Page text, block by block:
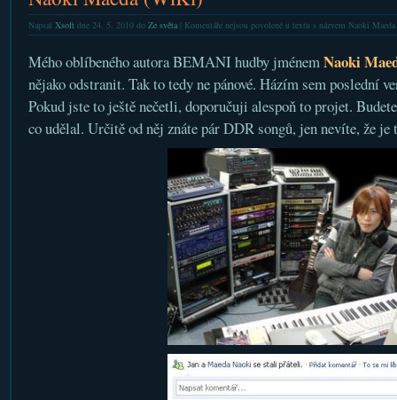
Napsal Xsoftdne 24. 5. 2010 do Ze světa| Komentáře nejsou povolenéu textu s názvem Naoki
Mého oblíbeného autora BEMANI hudby jménemNaoki
nějako odstranit. Tak to tedy ne pánové. Házím sem poslední
Pokud jste to ještě nečetli, doporučuji alespoň to projet.
co udělal. Určitě od něj znáte pár DDR songů, jen nevíte, že je